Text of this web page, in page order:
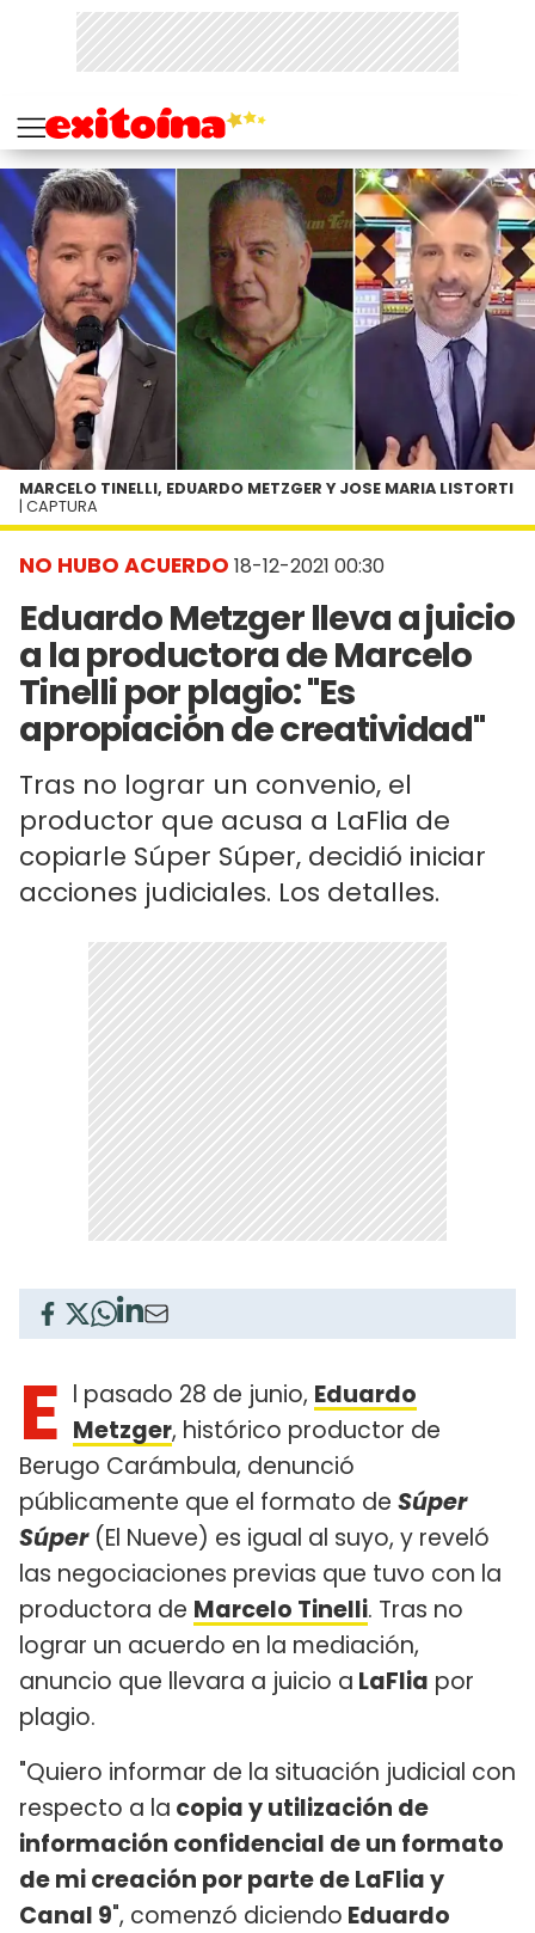
NO HUBO ACUERDO 18-12-2021 00:30
Eduardo Metzger lleva a juicio
a la productora de Marcelo
Tinelli por plagio: "Es
apropiación de creatividad"
Tras no lograr un convenio, el
productor que acusa a LaFlia de
copiarle Súper Súper, decidió iniciar
acciones judiciales. Los detalles.
MARCELO TINELLI, EDUARDO METZGER Y JOSE MARIA LISTORTI
| CAPTURA
E l pasado 28 de junio, Eduardo
Metzger, histórico productor de
Berugo Carámbula, denunció
públicamente que el formato de Súper
Súper(El Nueve) es igual al suyo, y reveló
las negociaciones previas que tuvo con la
productora de Marcelo Tinelli. Tras no
lograr un acuerdo en la mediación,
anuncio que llevara a juicio a LaFlia por
plagio.
"Quiero informar de la situación judicial con
respecto a la copia y utilización de
información confidencial de un formato
de mi creación por parte de LaFlia y
Canal 9", comenzó diciendo Eduardo